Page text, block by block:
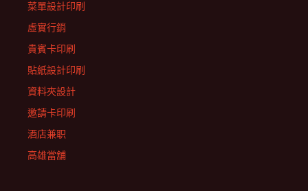
菜單設計印刷
虛實行銷
貴賓卡印刷
貼紙設計印刷
資料夾設計
邀請卡印刷
酒店兼职
高雄當舖